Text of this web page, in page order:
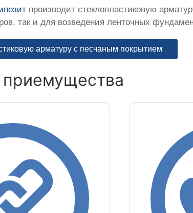
производит стеклопластиковую
так и для возведения ленточных
арматуру с песчаным покрытием